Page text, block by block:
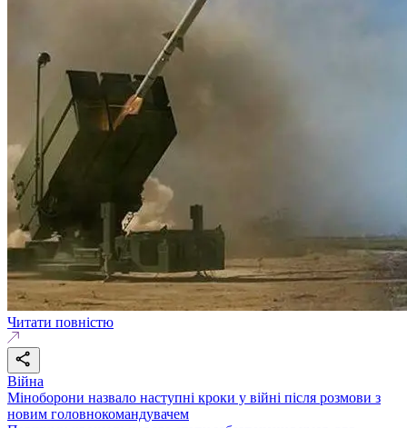
Читати повністю
Війна
Міноборони назвало наступні кроки у війні після розмови з
новим головнокомандувачем